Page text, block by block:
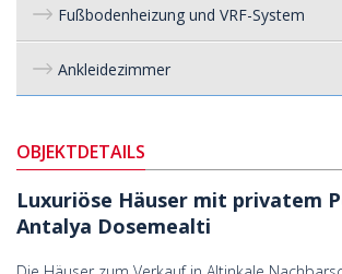
Fußbodenheizung und VRF-System
Ankleidezimmer
OBJEKTDETAILS
Luxuriöse Häuser mit privatem
Antalya Dosemealti